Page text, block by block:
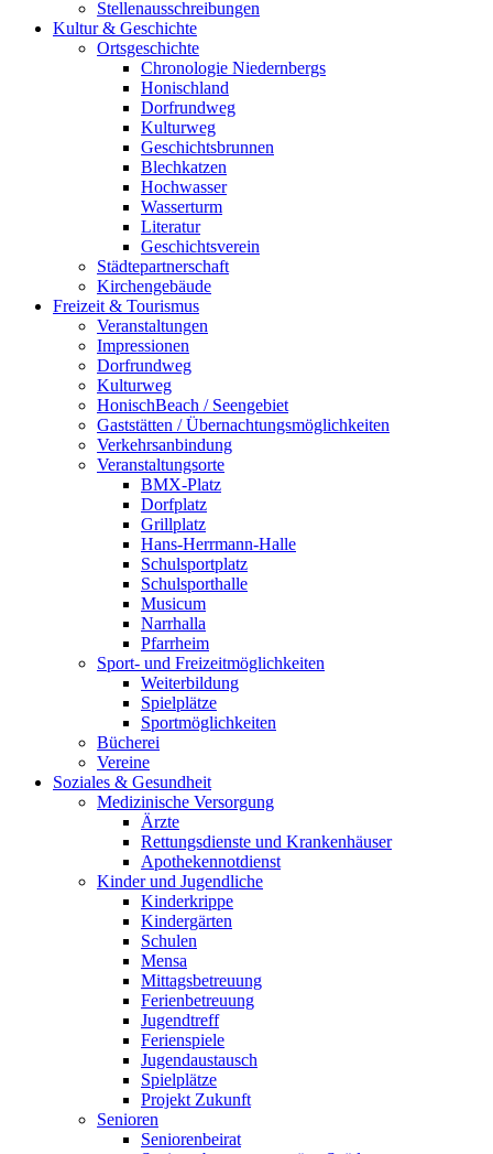
Stellenausschreibungen
Kultur & Geschichte
Ortsgeschichte
Chronologie Niedernbergs
Honischland
Dorfrundweg
Kulturweg
Geschichtsbrunnen
Blechkatzen
Hochwasser
Wasserturm
Literatur
Geschichtsverein
Städtepartnerschaft
Kirchengebäude
Freizeit & Tourismus
Veranstaltungen
Impressionen
Dorfrundweg
Kulturweg
HonischBeach / Seengebiet
Gaststätten / Übernachtungsmöglichkeiten
Verkehrsanbindung
Veranstaltungsorte
BMX-Platz
Dorfplatz
Grillplatz
Hans-Herrmann-Halle
Schulsportplatz
Schulsporthalle
Musicum
Narrhalla
Pfarrheim
Sport- und Freizeitmöglichkeiten
Weiterbildung
Spielplätze
Sportmöglichkeiten
Bücherei
Vereine
Soziales & Gesundheit
Medizinische Versorgung
Ärzte
Rettungsdienste und Krankenhäuser
Apothekennotdienst
Kinder und Jugendliche
Kinderkrippe
Kindergärten
Schulen
Mensa
Mittagsbetreuung
Ferienbetreuung
Jugendtreff
Ferienspiele
Jugendaustausch
Spielplätze
Projekt Zukunft
Senioren
Seniorenbeirat